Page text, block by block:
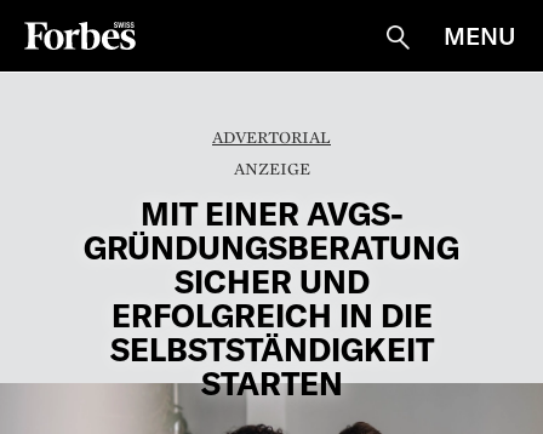
Suche
MENU
ADVERTORIAL
MIT EINER AVGS-
GRÜNDUNGSBERATUNG
SICHER UND
ERFOLGREICH IN DIE
SELBSTSTÄNDIGKEIT
STARTEN